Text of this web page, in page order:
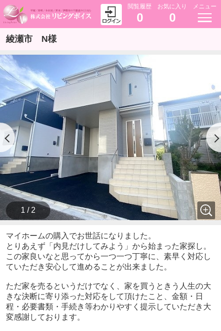
閲覧履歴
0
お気に入り
0
メニュー
綾瀬市 N様
1 / 2
マイホームの購入でお世話になりました。
とりあえず「内見だけしてみよう」から始まった家探し。
この家良いなと思ってから一つ一つ丁寧に、素早く対応し
ていただき安心して進めることが出来ました。
ただ家を売るというだけでなく、家を買うときう人生の大
きな決断に寄り添った対応をして頂けたこと、金額・日
程・必要書類・手続き等わかりやすく提示していただき大
変感謝しております。